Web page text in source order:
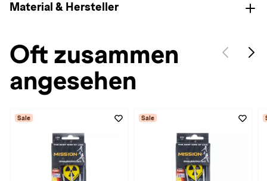
Material & Hersteller
Oft zusammen
angesehen
Sale Sale